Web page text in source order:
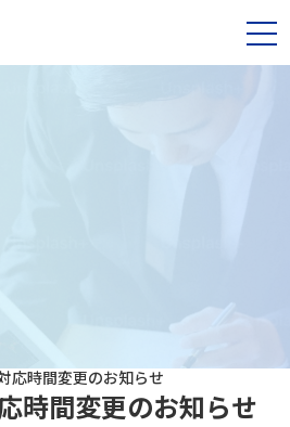
応時間変更のお知らせ
時間変更のお知らせ